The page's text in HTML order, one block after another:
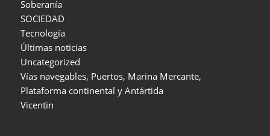
Soberanía
SOCIEDAD
Tecnología
Últimas noticias
Uncategorized
Vías navegables, Puertos, Marina Mercante,
Plataforma continental y Antártida
Vicentin